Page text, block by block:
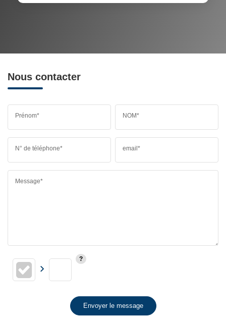
Nous contacter
Prénom* NOM*
N° de téléphone* email*
Message*
Envoyer le message